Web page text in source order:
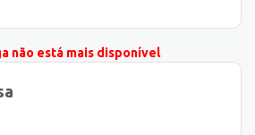
não está mais disponível